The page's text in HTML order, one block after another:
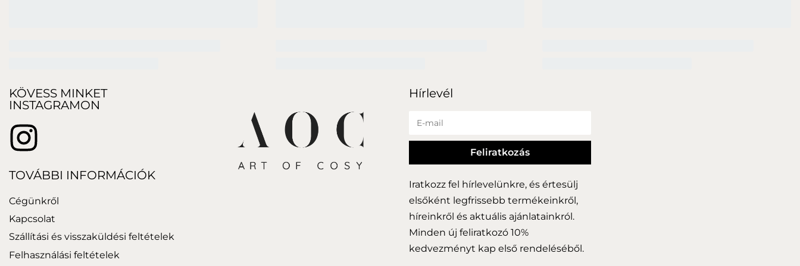
KÖVESS MINKET
INSTAGRAMON
TOVÁBBI INFORMÁCIÓK
Cégünkről
Kapcsolat
Szállítási és visszaküldési feltételek
Felhasználási feltételek
Hírlevél
Iratkozz fel hírlevelünkre, és értesülj
elsőként legfrissebb termékeinkről,
híreinkről és aktuális ajánlatainkról.
Minden új feliratkozó 10%
kedvezményt kap első rendeléséből.